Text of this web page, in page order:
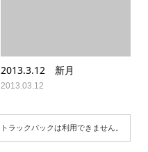
2013.3.12 新月
2013.03.12
トラックバックは利用できません。